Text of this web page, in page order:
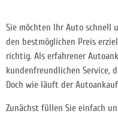
Sie möchten Ihr Auto schnell
den bestmöglichen Preis
richtig. Als erfahrener
kundenfreundlichen Service,
Doch wie läuft der
Zunächst füllen Sie einfach